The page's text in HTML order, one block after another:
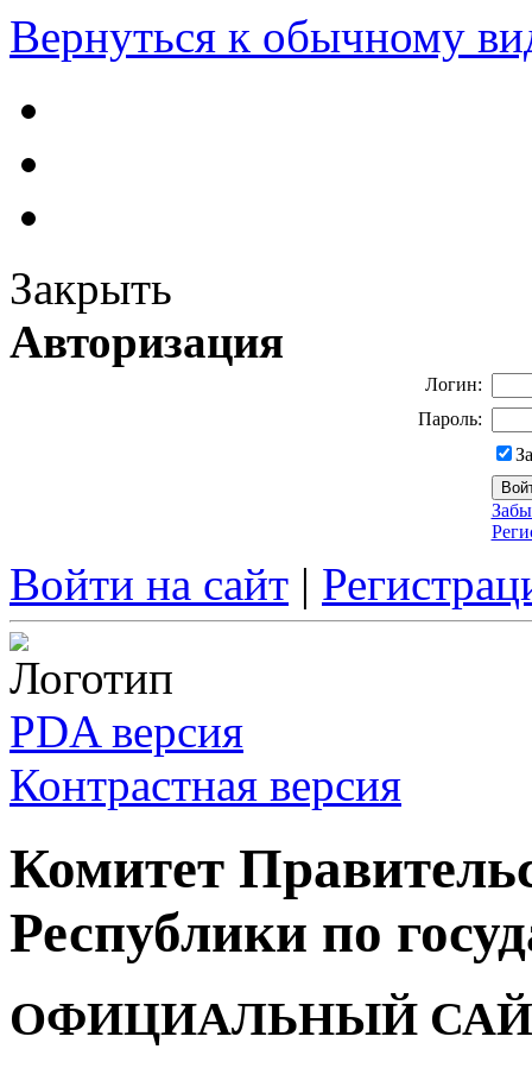
Вернуться к обычному
Закрыть
Авторизация
Логин:
Пароль:
Войти на сайт |
PDA версия
Контрастная версия
Комитет
Республики по
ОФИЦИАЛЬНЫЙ